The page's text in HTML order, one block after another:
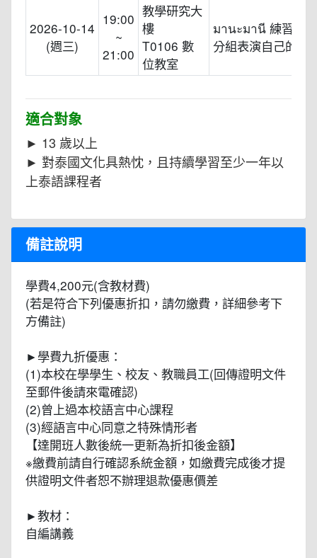
2026-10-14
(週三)
19:00
~
21:00
教學研究大
樓
T0106 數
位教室
มานะมานี 練習小
分組表演自己的小
適合對象
► 13 歲以上
► 對泰國文化具熱忱，且持續學習至少一年以
上泰語課程者
備註說明
學費4,200元(含教材費)
(若是符合下列優惠折扣，請勿繳費，詳細參考下
方備註)
►學費九折優惠：
(1)本校在學學生、校友、教職員工(回傳證明文件
至郵件後請來電確認)
(2)曾上過本校語言中心課程
(3)經語言中心同意之特殊情形者
【達開班人數後統一更新為折扣後金額】
※繳費前請自行確認系統金額，如繳費完成後才提
供證明文件者恕不辦理退款優惠價差
►教材：
自編講義